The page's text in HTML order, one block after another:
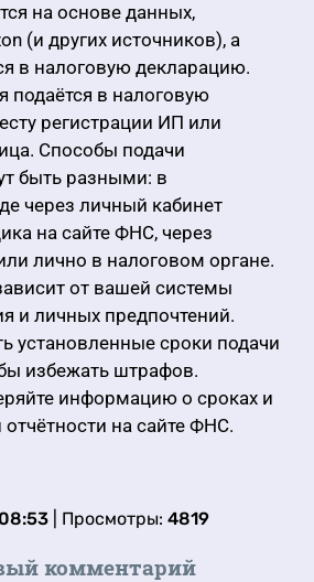
на основе данных,
(и других источников), а
в налоговую декларацию.
подаётся в налоговую
регистрации ИП или
Способы подачи
быть разными: в
через личный кабинет
на сайте ФНС, через
лично в налоговом органе.
от вашей системы
и личных предпочтений.
установленные сроки подачи
избежать штрафов.
информацию о сроках и
на сайте ФНС.
| Просмотры: 4819
комментарий